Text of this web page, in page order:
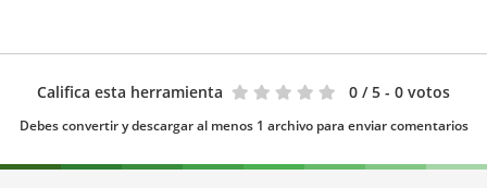
Califica esta herramienta 0 / 5 - 0 votos
Debes convertir y descargar al menos 1 archivo para enviar comentarios